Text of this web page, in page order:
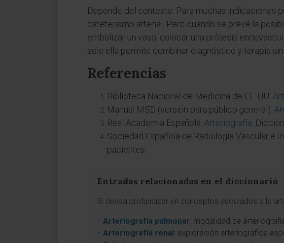
Depende del contexto. Para muchas indicaciones
cateterismo arterial. Pero cuando se prevé la
embolizar un vaso, colocar una prótesis
solo ella permite combinar diagnóstico y terapia
Referencias
Biblioteca Nacional de Medicina de EE. UU.
Manual MSD (versión para público general).
Real Academia Española. Arteriografía .
Sociedad Española de Radiología Vascular e
pacientes.
Entradas relacionadas en el diccionario
Si desea profundizar en conceptos asociados a la
Arteriografía pulmonar: modalidad de
Arteriografía renal: exploración arteriográfica